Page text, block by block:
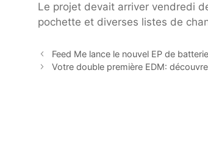
Le projet devait arriver vendredi
pochette et diverses listes de
Feed Me lance le nouvel EP de
Votre double première EDM: